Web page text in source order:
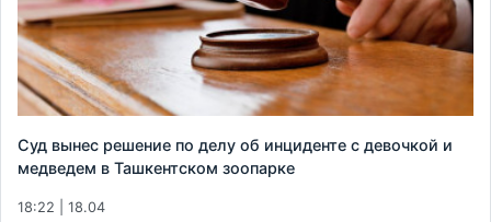
Суд вынес решение по делу об инциденте с девочкой и
медведем в Ташкентском зоопарке
18:22 | 18.04